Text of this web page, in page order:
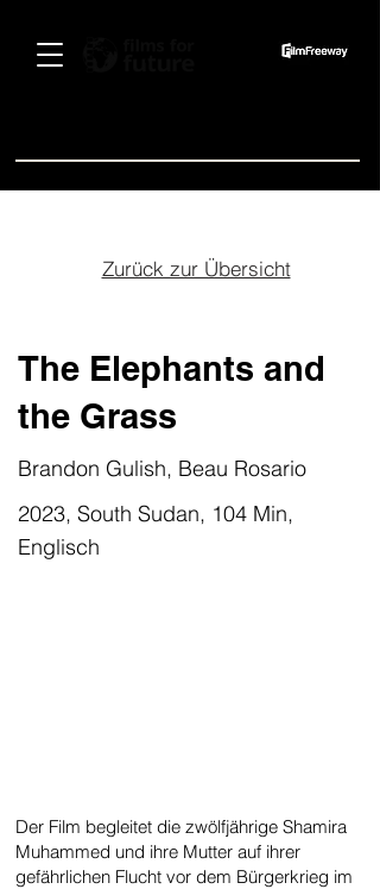
Zurück zur Übersicht
The Elephants and
the Grass
Brandon Gulish, Beau Rosario
2023, South Sudan, 104 Min,
Englisch
Der Film begleitet die zwölfjährige Shamira
Muhammed und ihre Mutter auf ihrer
gefährlichen Flucht vor dem Bürgerkrieg im